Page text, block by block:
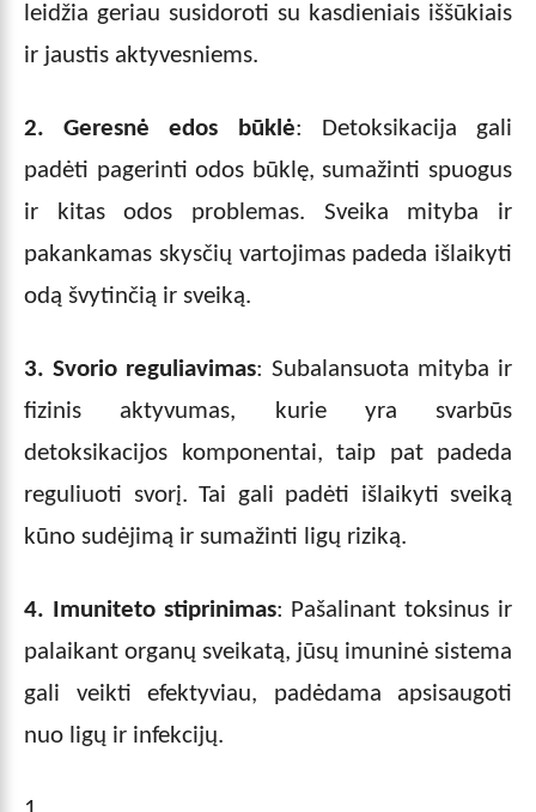
leidžia geriau susidoroti su kasdieniais iššūkiais
ir jaustis aktyvesniems.
2. Geresnė edos būklė: Detoksikacija gali
padėti pagerinti odos būklę, sumažinti spuogus
ir kitas odos problemas. Sveika mityba ir
pakankamas skysčių vartojimas padeda išlaikyti
odą švytinčią ir sveiką.
3. Svorio reguliavimas: Subalansuota mityba ir
fizinis aktyvumas, kurie yra svarbūs
detoksikacijos komponentai, taip pat padeda
reguliuoti svorį. Tai gali padėti išlaikyti sveiką
kūno sudėjimą ir sumažinti ligų riziką.
4. Imuniteto stiprinimas: Pašalinant toksinus ir
palaikant organų sveikatą, jūsų imuninė sistema
gali veikti efektyviau, padėdama apsisaugoti
nuo ligų ir infekcijų.